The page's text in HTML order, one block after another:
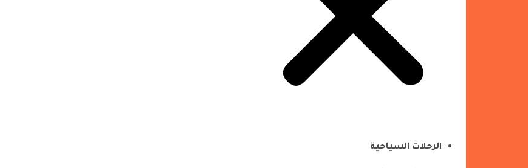
الرحلات السياحية